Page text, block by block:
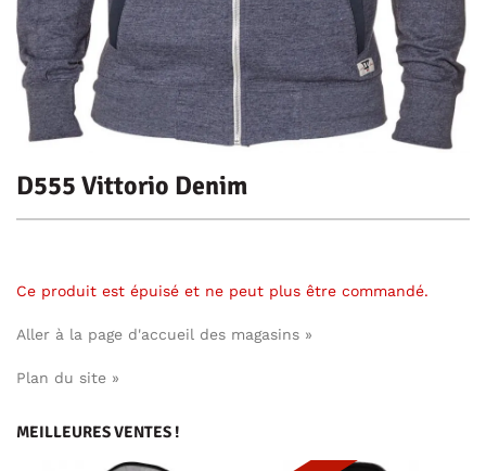
D555 Vittorio Denim
Ce produit est épuisé et ne peut plus être commandé.
Aller à la page d'accueil des magasins »
Plan du site »
MEILLEURES VENTES !